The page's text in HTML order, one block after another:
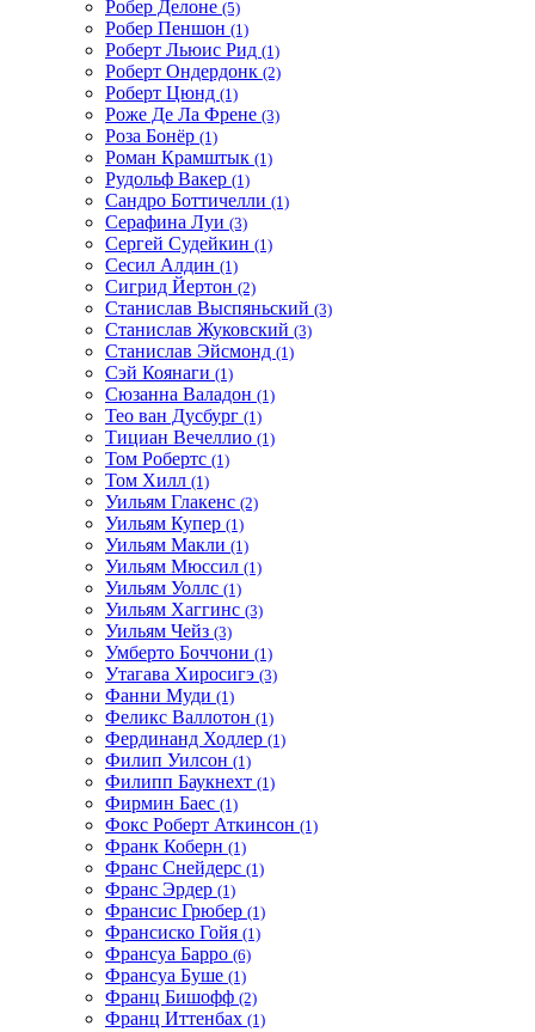
Робер Делоне (5)
Робер Пеншон (1)
Роберт Льюис Рид (1)
Роберт Ондердонк (2)
Роберт Цюнд (1)
Роже Де Ла Френе (3)
Роза Бонёр (1)
Роман Крамштык (1)
Рудольф Вакер (1)
Сандро Боттичелли (1)
Серафина Луи (3)
Сергей Судейкин (1)
Сесил Алдин (1)
Сигрид Йертон (2)
Станислав Выспяньский (3)
Станислав Жуковский (3)
Станислав Эйсмонд (1)
Сэй Коянаги (1)
Сюзанна Валадон (1)
Тео ван Дусбург (1)
Тициан Вечеллио (1)
Том Робертс (1)
Том Хилл (1)
Уильям Глакенс (2)
Уильям Купер (1)
Уильям Макли (1)
Уильям Мюссил (1)
Уильям Уоллс (1)
Уильям Хаггинс (3)
Уильям Чейз (3)
Умберто Боччони (1)
Утагава Хиросигэ (3)
Фанни Муди (1)
Феликс Валлотон (1)
Фердинанд Ходлер (1)
Филип Уилсон (1)
Филипп Баукнехт (1)
Фирмин Баес (1)
Фокс Роберт Аткинсон (1)
Франк Коберн (1)
Франс Снейдерс (1)
Франс Эрдер (1)
Франсис Грюбер (1)
Франсиско Гойя (1)
Франсуа Барро (6)
Франсуа Буше (1)
Франц Бишофф (2)
Франц Иттенбах (1)